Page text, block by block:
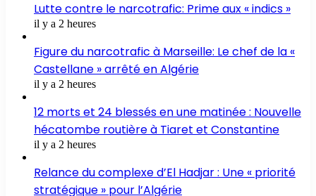
Lutte contre le narcotrafic: Prime aux « indics »
il y a 2 heures
Figure du narcotrafic à Marseille: Le chef de la «
Castellane » arrêté en Algérie
il y a 2 heures
12 morts et 24 blessés en une matinée : Nouvelle
hécatombe routière à Tiaret et Constantine
il y a 2 heures
Relance du complexe d’El Hadjar : Une « priorité
stratégique » pour l’Algérie